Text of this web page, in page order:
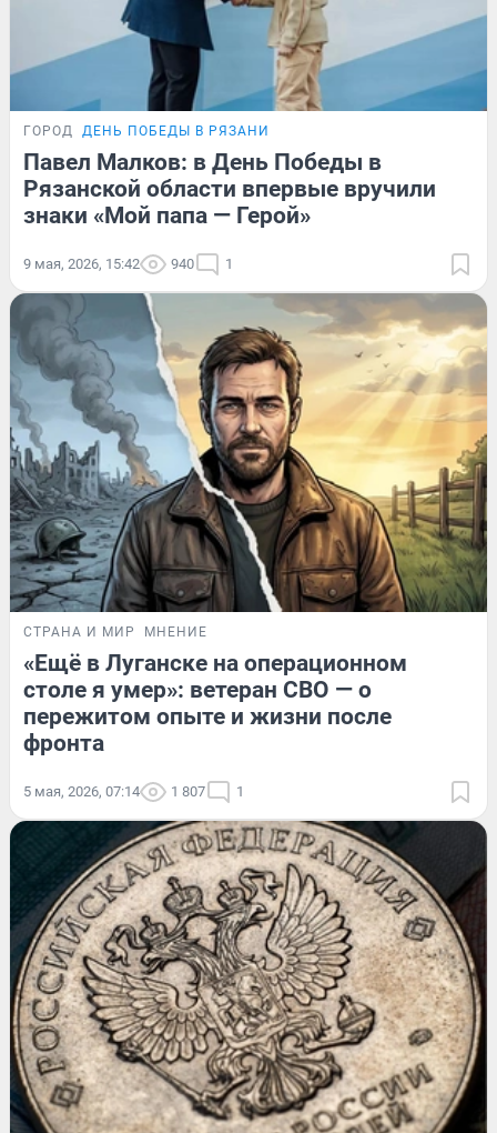
ГОРОД ДЕНЬ ПОБЕДЫ В РЯЗАНИ
Павел Малков: в День Победы в
Рязанской области впервые вручили
знаки «Мой папа — Герой»
9 мая, 2026, 15:42 940 1
СТРАНА И МИР МНЕНИЕ
«Ещё в Луганске на операционном
столе я умер»: ветеран СВО — о
пережитом опыте и жизни после
фронта
5 мая, 2026, 07:14 1 807 1